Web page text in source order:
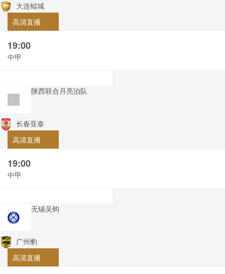
大连鲲城
高清直播
19:00
中甲
陕西联合月亮泊队
长春亚泰
高清直播
19:00
中甲
无锡吴钩
广州豹
高清直播